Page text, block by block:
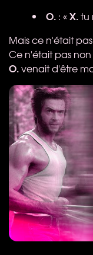
O. : « X.tu
Mais ce n'était pas
Ce n'était pas
O.venait d'être